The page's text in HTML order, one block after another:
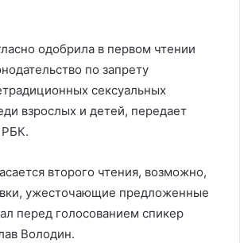
одобрила в первом чтении
по запрету
сексуальных
взрослых и детей, передает
РБК.
второго чтения, возможно,
ужесточающие предложенные
перед голосованием спикер
Володин.